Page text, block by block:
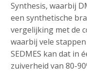
Synthesis, waarbij
een synthetische
vergelijking met de
waarbij vele
SEDMES kan dat in
zuiverheid van 80-